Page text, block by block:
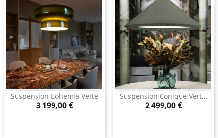
Suspension Bohemia Verte
Prix
3 199,00 €
Suspension Conique Vert...
Prix
2 499,00 €